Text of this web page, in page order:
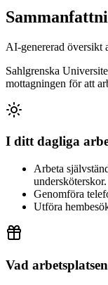
AI-genererad översikt
Sahlgrenska
mottagningen för att
I ditt dagliga
Arbeta
undersköterskor.
Genomföra
Utföra
Vad